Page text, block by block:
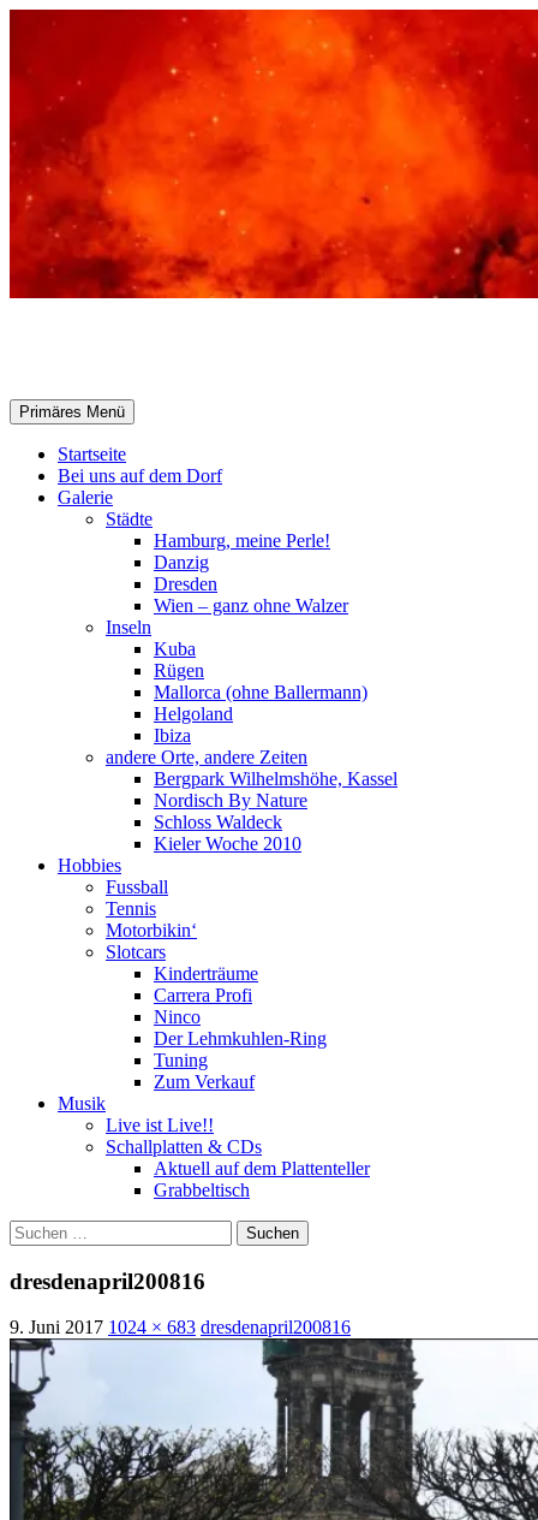
Suchen
Primäres Menü
Startseite
Bei uns auf dem Dorf
Galerie
Städte
Hamburg, meine Perle!
Danzig
Dresden
Wien – ganz ohne Walzer
Inseln
Kuba
Rügen
Mallorca (ohne Ballermann)
Helgoland
Ibiza
andere Orte, andere Zeiten
Bergpark Wilhelmshöhe, Kassel
Nordisch By Nature
Schloss Waldeck
Kieler Woche 2010
Hobbies
Fussball
Tennis
Motorbikin‘
Slotcars
Kinderträume
Carrera Profi
Ninco
Der Lehmkuhlen-Ring
Tuning
Zum Verkauf
Musik
Live ist Live!!
Schallplatten & CDs
Aktuell auf dem Plattenteller
Grabbeltisch
Suchen
nach:
dresdenapril200816
9. Juni 2017 1024 × 683 dresdenapril200816